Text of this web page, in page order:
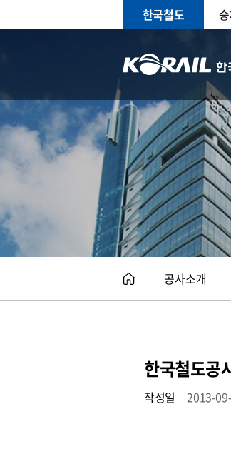
한국철도
CEO
공사소개
한국철도공
작성일 2013-